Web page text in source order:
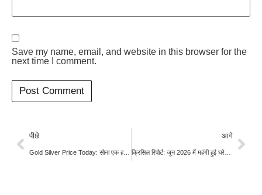
Save my name, email, and website in this browser for the
next time I comment.
पीछे
Gold Silver Price Today: सोना एक हफ्ते के निचले स्तर के करीब, चांदी में भी दबाव; जानें क्यों गिर रहे भाव
आगे
क्रिसिल रिपोर्ट: जून 2026 में महंगी हुई घरेलू थाली; टमाटर, प्याज और खाद्य तेल ने बिगाड़ा रसोई का बजट